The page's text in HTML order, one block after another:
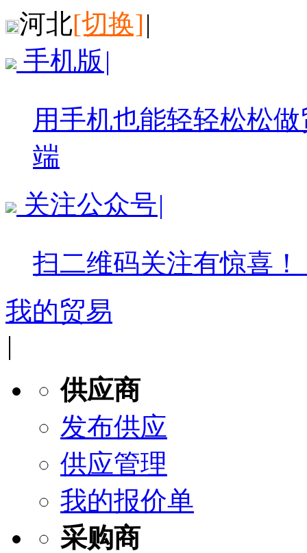
河北[切换]|
手机版 |
用手机也能轻轻松松
端
关注公众号|
扫二维码关注有惊喜！
我的贸易
|
供应商
发布供应
供应管理
我的报价单
采购商